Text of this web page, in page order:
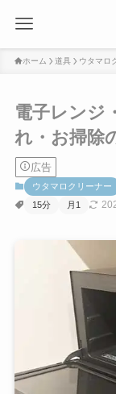
ホーム 道具 ウタマロ
電子レンジ
れ・お掃除
広告
ウタマロクリーナー
15分
月1